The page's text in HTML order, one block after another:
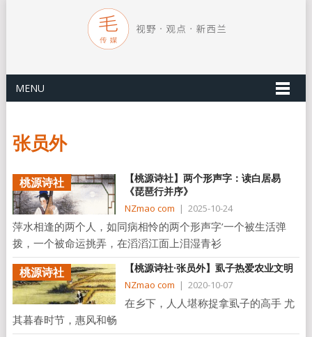
MENU
张员外
桃源诗社
【桃源诗社】两个形声字：读白居易
《琵琶行并序》
NZmao com | 2025-10-24
萍水相逢的两个人，如同病相怜的两个形声字’一个被生活弹
拨，一个被命运挑弄，在滔滔江面上泪湿青衫
桃源诗社 【桃源诗社·张员外】虱子热爱农业文明
NZmao com | 2020-10-07
在乡下，人人堪称捉拿虱子的高手 尤
其暮春时节，惠风和畅